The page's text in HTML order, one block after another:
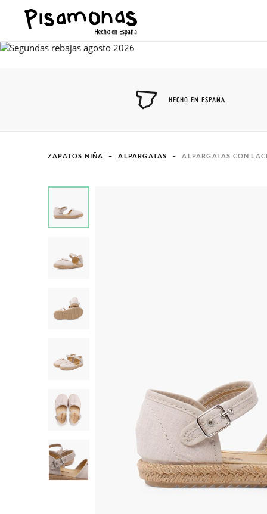
HECHO EN ESPAÑA
ZAPATOS NIÑA ALPARGATAS ALPARGATAS CON